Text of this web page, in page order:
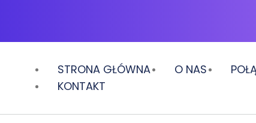
STRONA GŁÓWNA O NAS
KONTAKT